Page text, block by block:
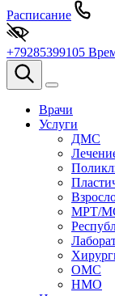
Расписание
+79285399105
Врачи
Услуги
ДМС
МРТ/
ОМС
НМО